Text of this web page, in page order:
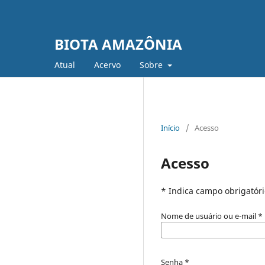
BIOTA AMAZÔNIA
Atual Acervo Sobre
Início / Acesso
Acesso
* Indica campo
Nome de usuário ou e-mail *
Senha *